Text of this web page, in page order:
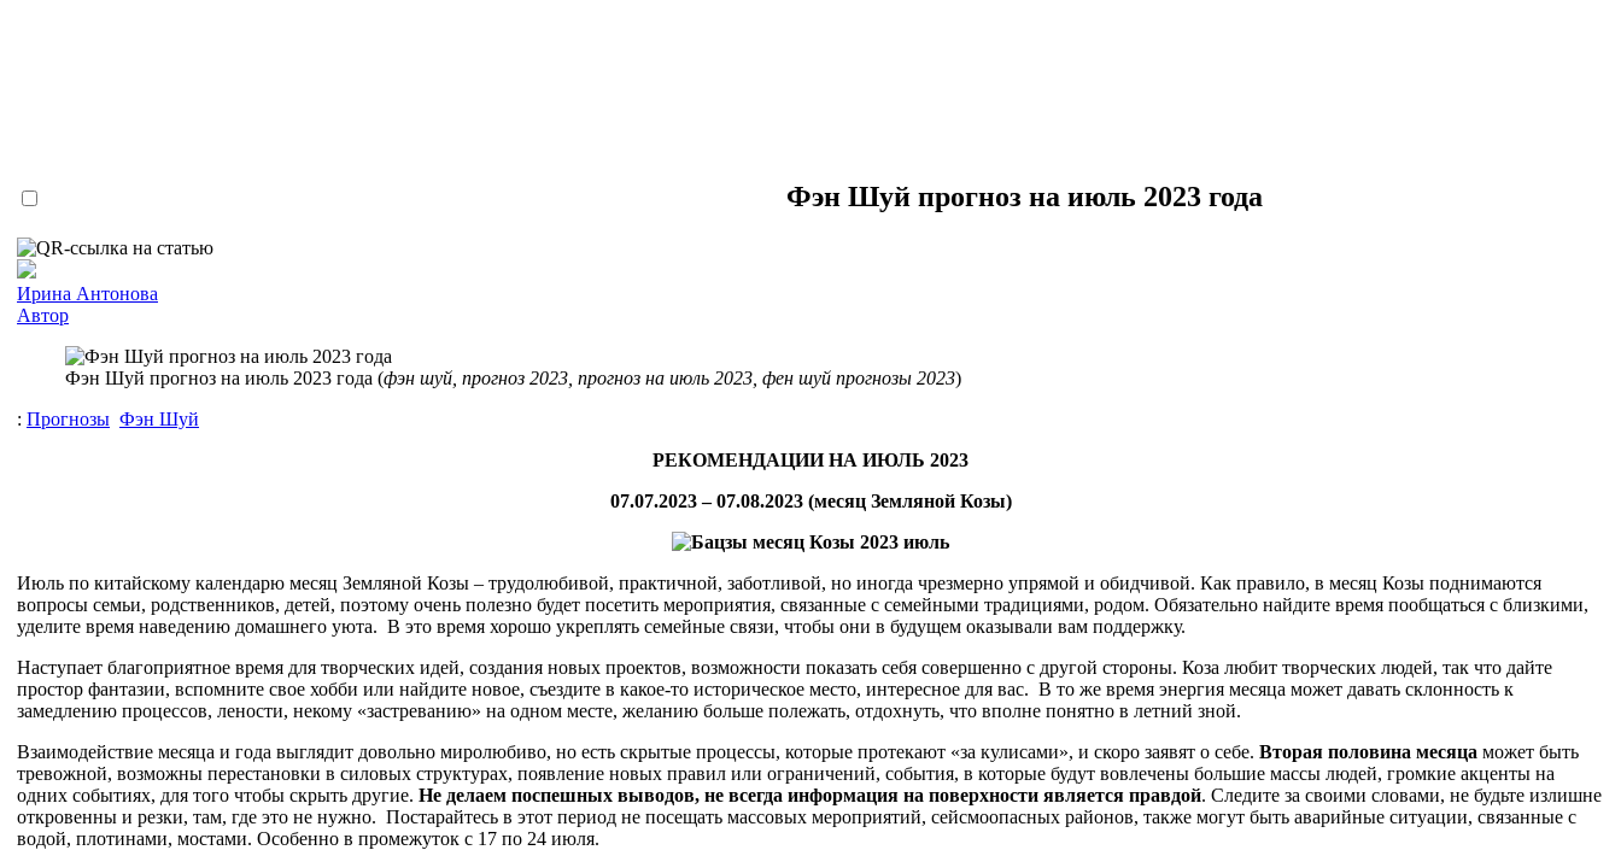
Фэн Шуй прогноз на июль 2023 года
Ирина Антонова
Автор
Фэн Шуй прогноз на июль 2023 года (фэн шуй, прогноз 2023, прогноз на июль 2023, фен шуй прогнозы 2023)
: Прогнозы Фэн Шуй
РЕКОМЕНДАЦИИ НА ИЮЛЬ 2023
07.07.2023 – 07.08.2023 (месяц Земляной Козы)
Июль по китайскому календарю месяц Земляной Козы – трудолюбивой, практичной, заботливой, но иногда чрезмерно упрямой и обидчивой. Как правило, в месяц Козы поднимаются
вопросы семьи, родственников, детей, поэтому очень полезно будет посетить мероприятия, связанные с семейными традициями, родом. Обязательно найдите время пообщаться с близкими,
уделите время наведению домашнего уюта. В это время хорошо укреплять семейные связи, чтобы они в будущем оказывали вам поддержку.
Наступает благоприятное время для творческих идей, создания новых проектов, возможности показать себя совершенно с другой стороны. Коза любит творческих людей, так что дайте
простор фантазии, вспомните свое хобби или найдите новое, съездите в какое-то историческое место, интересное для вас. В то же время энергия месяца может давать склонность к
замедлению процессов, лености, некому «застреванию» на одном месте, желанию больше полежать, отдохнуть, что вполне понятно в летний зной.
Взаимодействие месяца и года выглядит довольно миролюбиво, но есть скрытые процессы, которые протекают «за кулисами», и скоро заявят о себе. Вторая половина месяца может быть
тревожной, возможны перестановки в силовых структурах, появление новых правил или ограничений, события, в которые будут вовлечены большие массы людей, громкие акценты на
одних событиях, для того чтобы скрыть другие. Не делаем поспешных выводов, не всегда информация на поверхности является правдой. Следите за своими словами, не будьте излишне
откровенны и резки, там, где это не нужно. Постарайтесь в этот период не посещать массовых мероприятий, сейсмоопасных районов, также могут быть аварийные ситуации, связанные с
водой, плотинами, мостами. Особенно в промежуток с 17 по 24 июля.